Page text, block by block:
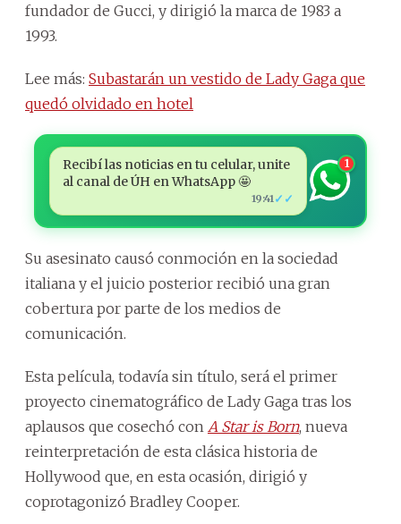
fundador de Gucci, y dirigió la marca de 1983 a
1993.
Lee más: Subastarán un vestido de Lady Gaga que
quedó olvidado en hotel
Recibí las noticias en tu celular, unite
al canal de ÚH en WhatsApp 🤩
19:41 ✓✓
1
Su asesinato causó conmoción en la sociedad
italiana y el juicio posterior recibió una gran
cobertura por parte de los medios de
comunicación.
Esta película, todavía sin título, será el primer
proyecto cinematográfico de Lady Gaga tras los
aplausos que cosechó con A Star is Born, nueva
reinterpretación de esta clásica historia de
Hollywood que, en esta ocasión, dirigió y
coprotagonizó Bradley Cooper.